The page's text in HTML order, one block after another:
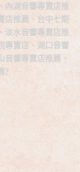
內湖音響專賣店推
店推薦、台中七期
淡水音響專賣店推
專賣店、湖口音響
音響專賣店推薦、
?